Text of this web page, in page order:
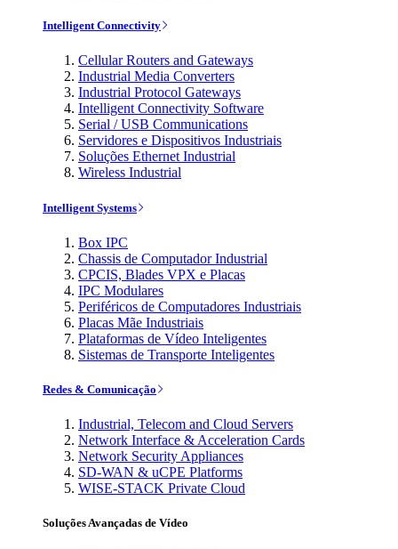
Intelligent Connectivity
Cellular Routers and Gateways
Industrial Media Converters
Industrial Protocol Gateways
Intelligent Connectivity Software
Serial / USB Communications
Servidores e Dispositivos Industriais
Soluções Ethernet Industrial
Wireless Industrial
Intelligent Systems
Box IPC
Chassis de Computador Industrial
CPCIS, Blades VPX e Placas
IPC Modulares
Periféricos de Computadores Industriais
Placas Mãe Industriais
Plataformas de Vídeo Inteligentes
Sistemas de Transporte Inteligentes
Redes & Comunicação
Industrial, Telecom and Cloud Servers
Network Interface & Acceleration Cards
Network Security Appliances
SD-WAN & uCPE Platforms
WISE-STACK Private Cloud
Soluções Avançadas de Vídeo